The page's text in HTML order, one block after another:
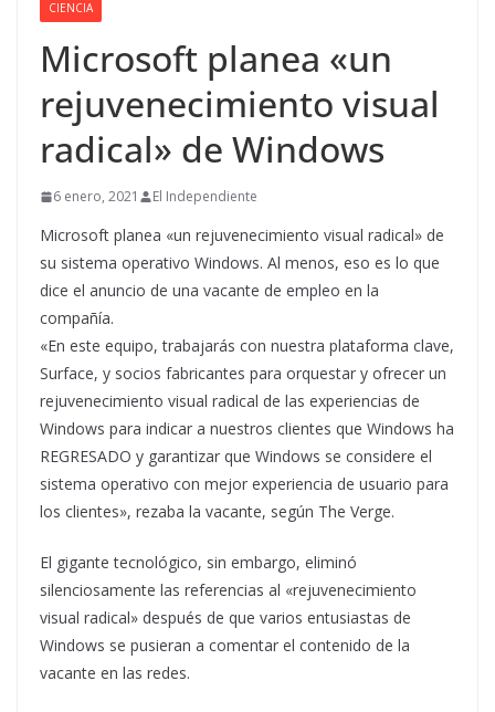
CIENCIA
Microsoft planea «un
rejuvenecimiento visual
radical» de Windows
6 enero, 2021 El Independiente
Microsoft planea «un rejuvenecimiento visual radical» de
su sistema operativo Windows. Al menos, eso es lo que
dice el anuncio de una vacante de empleo en la
compañía.
«En este equipo, trabajarás con nuestra plataforma clave,
Surface, y socios fabricantes para orquestar y ofrecer un
rejuvenecimiento visual radical de las experiencias de
Windows para indicar a nuestros clientes que Windows ha
REGRESADO y garantizar que Windows se considere el
sistema operativo con mejor experiencia de usuario para
los clientes», rezaba la vacante, según The Verge.
El gigante tecnológico, sin embargo, eliminó
silenciosamente las referencias al «rejuvenecimiento
visual radical» después de que varios entusiastas de
Windows se pusieran a comentar el contenido de la
vacante en las redes.